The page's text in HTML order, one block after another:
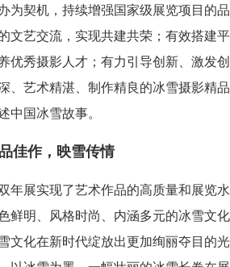
为契机，持续增强国家级展览项目的品
文艺交流，实现共建共荣；有效搭建平
优秀摄影人才；有力引导创新、激发创
、艺术精湛、制作精良的冰雪摄影精品
中国冰雪故事。
佳作，映雪传情
年展实现了艺术作品的高质量和展览水
鲜明、风格时尚、内涵多元的冰雪文化
文化在新时代绽放出更加绚丽夺目的光